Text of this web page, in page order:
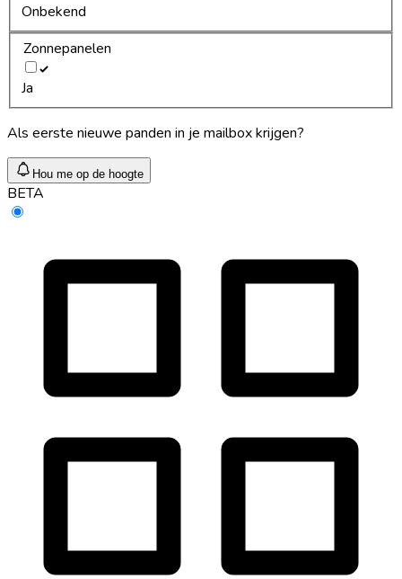
Onbekend
Zonnepanelen
Ja
Als eerste nieuwe panden in je mailbox krijgen?
Hou me op de hoogte
BETA